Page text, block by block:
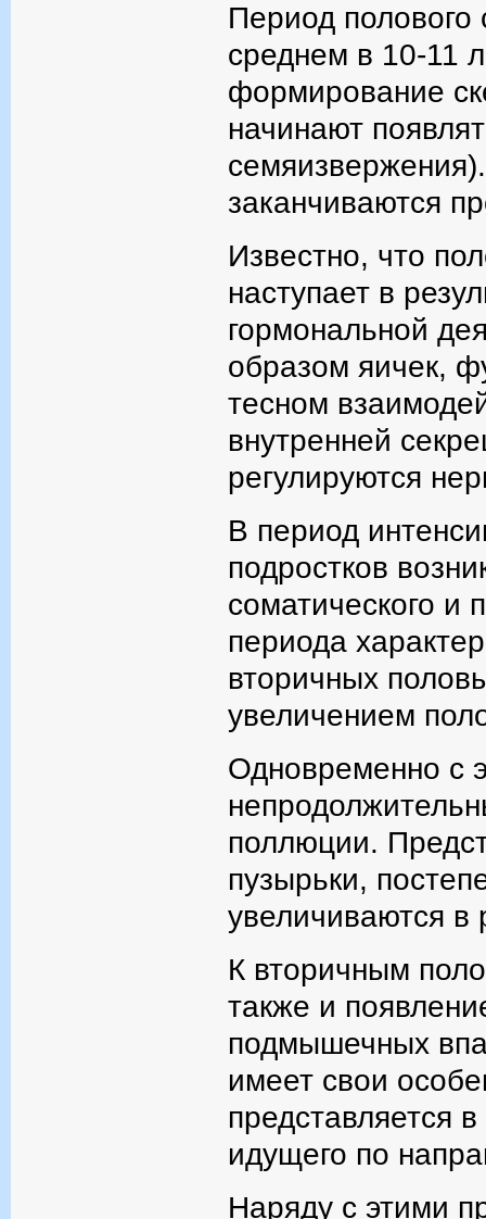
Период полового
среднем в 10-11
формирование
начинают
заканчиваются
Известно, что
наступает в
гормональной
образом яичек,
тесном
внутренней
регулируются
В период
подростков
соматического и
периода
вторичных
увеличением
Одновременно с
поллюции.
пузырьки,
увеличиваются в
К вторичным
также и
подмышечных
имеет свои
представляется
идущего по
Наряду с этими